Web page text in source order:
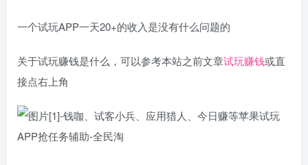
一个试玩APP一天20+的收入是没有什么问题的
关于试玩赚钱是什么，可以参考本站之前文章试玩赚钱或直
接点右上角